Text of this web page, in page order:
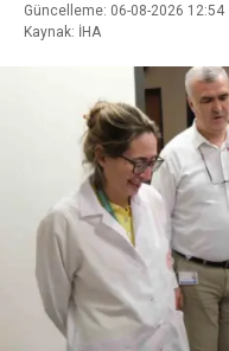
Güncelleme: 06-08-2026 12:54
Kaynak: İHA